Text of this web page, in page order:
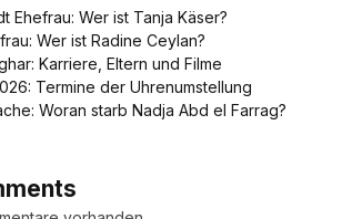
Ehefrau: Wer ist Tanja Käser?
Wer ist Radine Ceylan?
Karriere, Eltern und Filme
Termine der Uhrenumstellung
Woran starb Nadja Abd el Farrag?